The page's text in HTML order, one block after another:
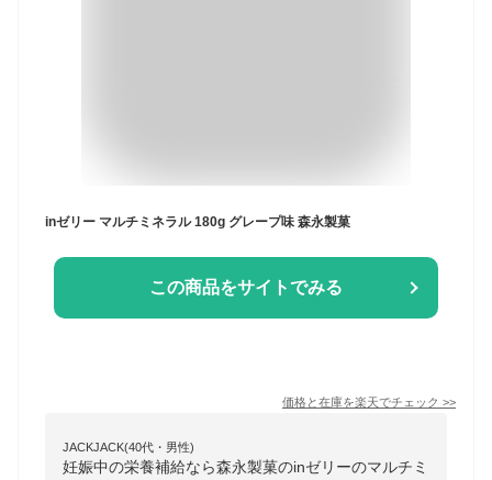
inゼリー マルチミネラル 180g グレープ味 森永製菓
この商品をサイトでみる
価格と在庫を楽天でチェック >>
JACKJACK(40代・男性)
妊娠中の栄養補給なら森永製菓のinゼリーのマルチミ